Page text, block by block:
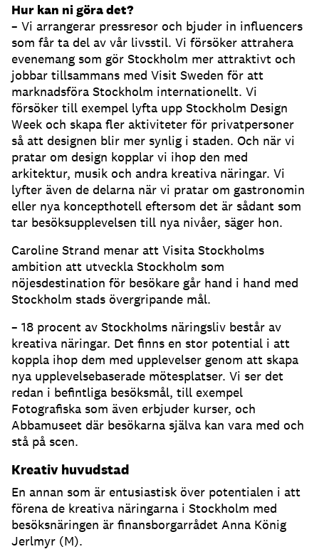
Hur kan ni göra det?
– Vi arrangerar pressresor och bjuder in influencers
som får ta del av vår livsstil. Vi försöker attrahera
evenemang som gör Stockholm mer attraktivt och
jobbar tillsammans med Visit Sweden för att
marknadsföra Stockholm internationellt. Vi
försöker till exempel lyfta upp Stockholm Design
Week och skapa fler aktiviteter för privatpersoner
så att designen blir mer synlig i staden. Och när vi
pratar om design kopplar vi ihop den med
arkitektur, musik och andra kreativa näringar. Vi
lyfter även de delarna när vi pratar om gastronomin
eller nya koncepthotell eftersom det är sådant som
tar besöksupplevelsen till nya nivåer, säger hon.
Caroline Strand menar att Visita Stockholms
ambition att utveckla Stockholm som
nöjesdestination för besökare går hand i hand med
Stockholm stads övergripande mål.
– 18 procent av Stockholms näringsliv består av
kreativa näringar. Det finns en stor potential i att
koppla ihop dem med upplevelser genom att skapa
nya upplevelsebaserade mötesplatser. Vi ser det
redan i befintliga besöksmål, till exempel
Fotografiska som även erbjuder kurser, och
Abbamuseet där besökarna själva kan vara med och
stå på scen.
Kreativ huvudstad
En annan som är entusiastisk över potentialen i att
förena de kreativa näringarna i Stockholm med
besöksnäringen är finansborgarrådet Anna König
Jerlmyr (M).